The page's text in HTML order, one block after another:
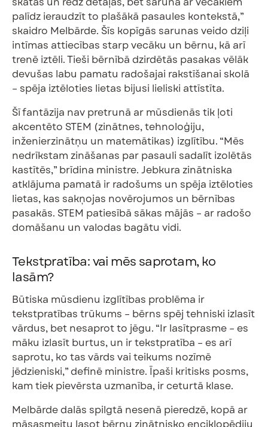
palīdz ieraudzīt to plašākā pasaules kontekstā,”
skaidro Melbārde. Šīs kopīgās sarunas veido dziļi
intīmas attiecības starp vecāku un bērnu, kā arī
trenē iztēli. Tieši bērnībā dzirdētās pasakas vēlāk
devušas labu pamatu radošajai rakstīšanai skolā
– spēja iztēloties lietas bijusi lieliski attīstīta.
Šī fantāzija nav pretrunā ar mūsdienās tik ļoti
akcentēto STEM (zinātnes, tehnoloģiju,
inženierzinātņu un matemātikas) izglītību. “Mēs
nedrīkstam zināšanas par pasauli sadalīt izolētās
kastītēs,” brīdina ministre. Jebkura zinātniska
atklājuma pamatā ir radošums un spēja iztēloties
lietas, kas sakņojas novērojumos un bērnības
pasakās. STEM patiesībā sākas mājās – ar radošo
domāšanu un valodas bagātu vidi.
Tekstpratība: vai mēs saprotam, ko
lasām?
Būtiska mūsdienu izglītības problēma ir
tekstpratības trūkums – bērns spēj tehniski izlasīt
vārdus, bet nesaprot to jēgu. “Ir lasītprasme – es
māku izlasīt burtus, un ir tekstpratība – es arī
saprotu, ko tas vārds vai teikums nozīmē
jēdzieniski,” definē ministre. Īpaši kritisks posms,
kam tiek pievērsta uzmanība, ir ceturtā klase.
Melbārde dalās spilgtā nesenā pieredzē, kopā ar
māsasmeitu lasot bērnu zinātnisko enciklopēdiju